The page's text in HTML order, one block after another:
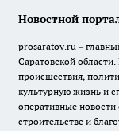
Новостной
prosaratov.ru –
Саратовской
происшествия,
культурную жизнь и
оперативные
строительстве и